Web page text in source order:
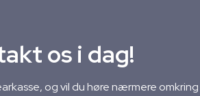
os i dag!
og vil du høre nærmere